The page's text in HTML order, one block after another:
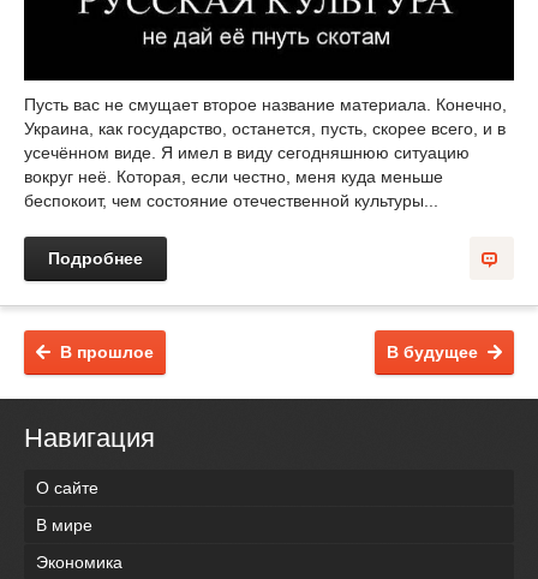
Пусть вас не смущает второе название материала. Конечно,
Украина, как государство, останется, пусть, скорее всего, и в
усечённом виде. Я имел в виду сегодняшнюю ситуацию
вокруг неё. Которая, если честно, меня куда меньше
беспокоит, чем состояние отечественной культуры...
Подробнее
В будущее
В прошлое
Навигация
О сайте
В мире
Экономика